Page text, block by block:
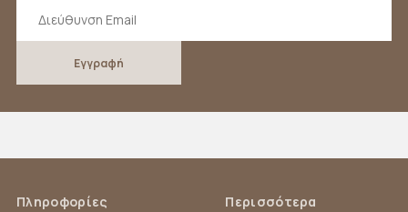
Πληροφορίες Περισσότερα